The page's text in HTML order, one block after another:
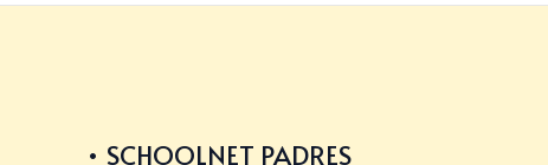
SCHOOLNET PADRES